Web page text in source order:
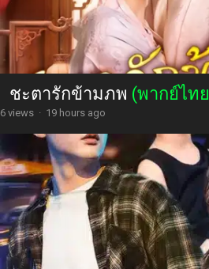
ชะตารักข้ามภพ (พากย์ไท
6 views · 19 hours ago